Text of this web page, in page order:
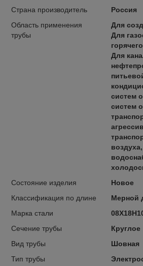
Страна производитель
Россия
Область применения
трубы
Для
Для
Для
систем
систем
Состояние изделия
Новое
Классификация по длине
Мерной
Марка стали
Сечение трубы
Круглое
Вид трубы
Шовная
Тип трубы